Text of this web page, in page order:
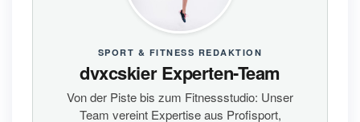
SPORT & FITNESS REDAKTION
dvxcskier Experten-Team
Von der Piste bis zum Fitnessstudio: Unser
Team vereint Expertise aus Profisport,